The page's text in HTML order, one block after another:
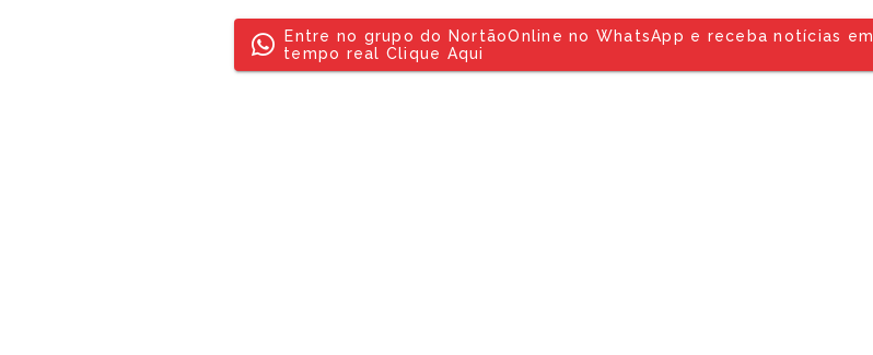
Entre no grupo do NortãoOnline no WhatsApp e receba notícias em
tempo real Clique Aqui